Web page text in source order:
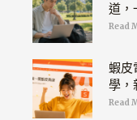
道，
Read
蝦皮
學，
Read